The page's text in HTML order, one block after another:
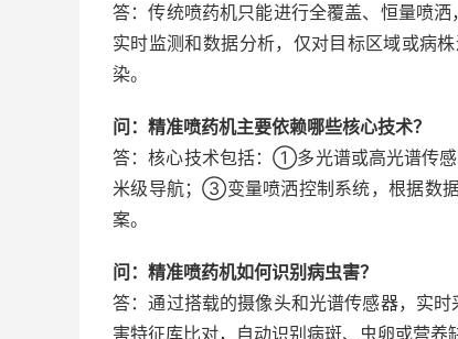
答：传统喷药机只能进行全覆盖、恒量喷
实时监测和数据分析，仅对目标区域或病
染。
问：精准喷药机主要依赖哪些核心技术？
答：核心技术包括：①多光谱或高光谱传
米级导航；③变量喷洒控制系统，根据数
案。
问：精准喷药机如何识别病虫害？
答：通过搭载的摄像头和光谱传感器，实
害特征库比对，自动识别病斑、虫卵或营养